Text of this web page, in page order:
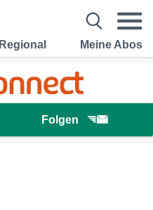
Regional Meine Abos
Folgen